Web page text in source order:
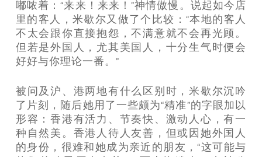
嘟哝着：“来来！来来！”神情傲慢。说起如今店
里的客人，米歇尔又做了个比较：“本地的客人
不太会跟你直接抱怨，不满意就不会再光顾。
但若是外国人，尤其美国人，十分生气时便会
好好与你理论一番。”
被问及沪、港两地有什么区别时，米歇尔沉吟
了片刻，随后她用了一些颇为“精准”的字眼加以
形容：香港有活力、节奏快、激动人心，有一
种自然美。香港人待人友善，但或因她外国人
的身份，很难和她成为亲近的朋友，“这可能与